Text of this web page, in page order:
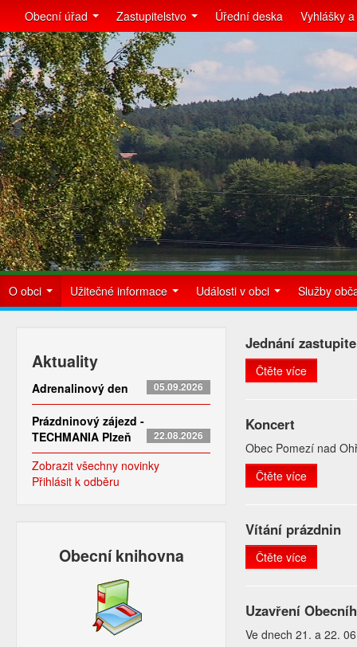
Obecní úřad Zastupitelstvo Úřední deska Vyhlášky
O obci Užitečné informace Události v obci Služby
Aktuality
Adrenalinový den 05.09.2026
Prázdninový zájezd -
TECHMANIA Plzeň
22.08.2026
Zobrazit všechny novinky
Přihlásit k odběru
Obecní knihovna
Jednání
Čtěte více
Koncert
Obec Pomezí nad
Čtěte více
Vítání prázdnin
Čtěte více
Uzavření
Ve dnech 21. a 22.